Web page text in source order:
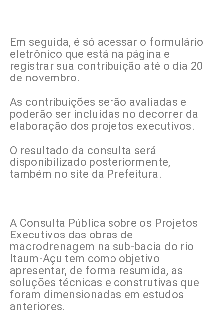
Em seguida, é só acessar o formulário
eletrônico que está na página e
registrar sua contribuição até o dia 20
de novembro.
As contribuições serão avaliadas e
poderão ser incluídas no decorrer da
elaboração dos projetos executivos.
O resultado da consulta será
disponibilizado posteriormente,
também no site da Prefeitura.
A Consulta Pública sobre os Projetos
Executivos das obras de
macrodrenagem na sub-bacia do rio
Itaum-Açu tem como objetivo
apresentar, de forma resumida, as
soluções técnicas e construtivas que
foram dimensionadas em estudos
anteriores.